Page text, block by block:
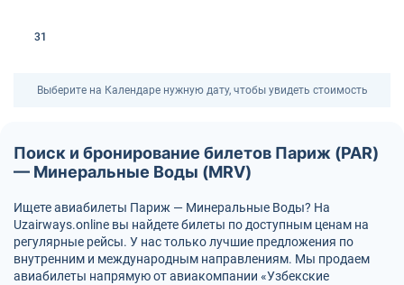
31
Выберите на Календаре нужную дату, чтобы увидеть стоимость
Поиск и бронирование билетов Париж (PAR)
— Минеральные Воды (MRV)
Ищете авиабилеты Париж — Минеральные Воды? На
Uzairways.online вы найдете билеты по доступным ценам на
регулярные рейсы. У нас только лучшие предложения по
внутренним и международным направлениям. Мы продаем
авиабилеты напрямую от авиакомпании «Узбекские